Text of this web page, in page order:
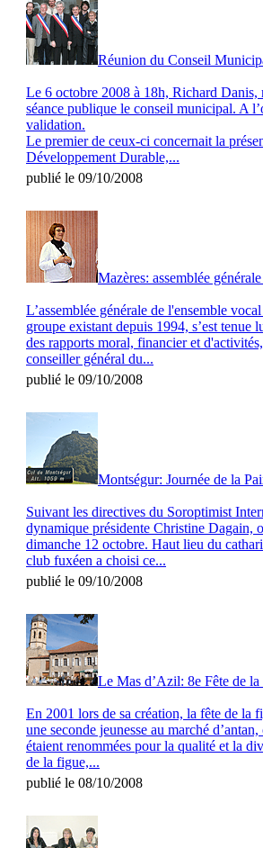
Réunion du Conseil
Le 6 octobre 2008 à 18h, Richard Danis,
séance publique le conseil municipal. A
validation.
Le premier de ceux-ci concernait la
Développement Durable,...
publié le 09/10/2008
Mazères: assemblée
L’assemblée générale de l'ensemble
groupe existant depuis 1994, s’est
des rapports moral, financier et
conseiller général du...
publié le 09/10/2008
Montségur: Journée de la
Suivant les directives du Soroptimist
dynamique présidente Christine Dagain,
dimanche 12 octobre. Haut lieu du
club fuxéen a choisi ce...
publié le 09/10/2008
Le Mas d’Azil: 8e Fête de
En 2001 lors de sa création, la fête de la
une seconde jeunesse au marché
étaient renommées pour la qualité et la
de la figue,...
publié le 08/10/2008